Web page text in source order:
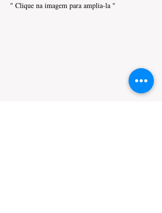
" Clique na imagem para amplia-la "